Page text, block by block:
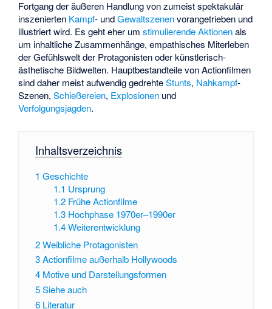
Fortgang der äußeren Handlung von zumeist spektakulär
inszenierten Kampf- undGewaltszenenvorangetrieben und
illustriert wird. Es geht eher umstimulierende Aktionenals
um inhaltliche Zusammenhänge, empathisches Miterleben
der Gefühlswelt der Protagonisten oder künstlerisch-
ästhetische Bildwelten. Hauptbestandteile von Actionfilmen
sind daher meist aufwendig gedrehteStunts, Nahkampf-
Szenen,Schießereien, Explosionen und
Verfolgungsjagden.
Inhaltsverzeichnis
1 Geschichte
1.1 Ursprung
1.2 Frühe Actionfilme
1.3 Hochphase 1970er–1990er
1.4 Weiterentwicklung
2Weibliche Protagonisten
3Actionfilme außerhalb Hollywoods
4 Motive und Darstellungsformen
5Siehe auch
6 Literatur